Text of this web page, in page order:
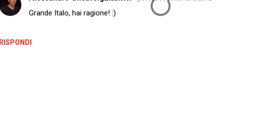
RISPONDI
Grande Italo, hai ragione! :)